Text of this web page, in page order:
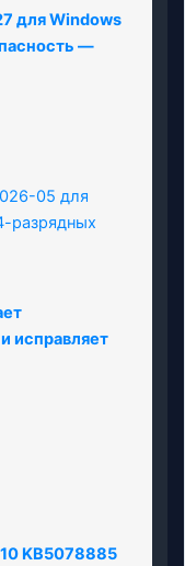
для Windows
—
исправляет
KB5078885